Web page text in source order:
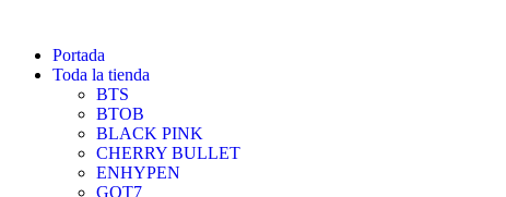
Portada
Toda la tienda
BTS
BTOB
BLACK PINK
CHERRY BULLET
ENHYPEN
GOT7